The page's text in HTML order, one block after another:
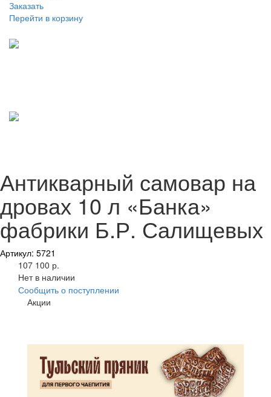
Заказать
Перейти в корзину
Антикварный самовар на
дровах 10 л «Банка»
фабрики Б.Р. Салищевых
Артикул: 5721
107 100 р.
Нет в наличии
Сообщить о поступлении
Акции